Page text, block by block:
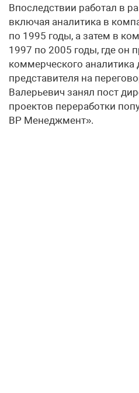
Впоследствии работал в
включая аналитика в
по 1995 годы, а затем в
1997 по 2005 годы, где он
коммерческого аналитика
представителя на
Валерьевич занял пост
проектов переработки
BP Менеджмент».